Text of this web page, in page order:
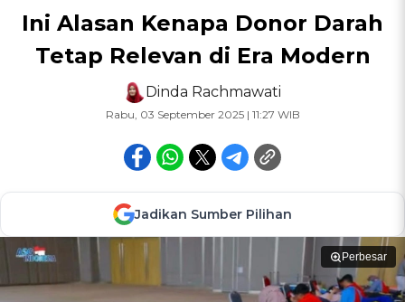
Ini Alasan Kenapa Donor Darah
Tetap Relevan di Era Modern
Dinda Rachmawati
Rabu, 03 September 2025 | 11:27 WIB
Jadikan Sumber Pilihan
Perbesar